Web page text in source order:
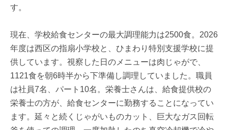
す。
現在、学校給食センターの最大調理能力は2500食。2026
年度は西区の指扇小学校と、ひまわり特別支援学校に提
供しています。視察した日のメニューは肉じゃがで、
1121食を朝6時半から下準備し調理していました。職員
は社員7名、パート10名。栄養士さんは、給食提供校の
栄養士の方が、給食センターに勤務することになってい
ます。延々と続くじゃがいものカット、巨大なガス回転